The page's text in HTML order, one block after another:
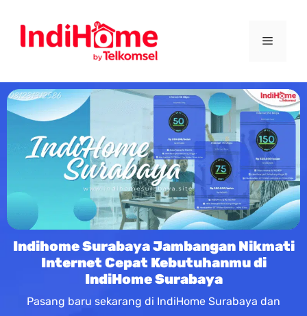
Indihome Surabaya Jambangan Nikmati
Internet Cepat Kebutuhanmu di
IndiHome Surabaya
Pasang baru sekarang di IndiHome Surabaya dan